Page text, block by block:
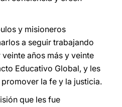
y misioneros
a seguir trabajando
años más y veinte
Educativo Global, y les
la fe y la justicia.
que les fue